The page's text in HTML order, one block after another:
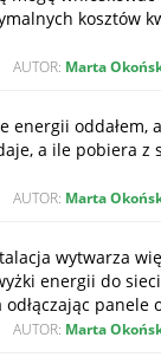
kosztów
Marta
energii
a ile pobiera z
Marta
wytwarza
energii do
odłączając
Marta